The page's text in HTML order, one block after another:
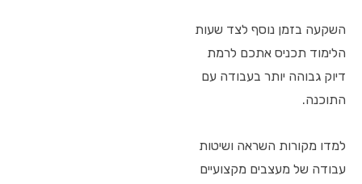
השקעה בזמן נוסף לצד שעות
הלימוד תכניס אתכם לרמת
דיוק גבוהה יותר בעבודה עם
התוכנה.
למדו מקורות השראה ושיטות
עבודה של מעצבים מקצועיים